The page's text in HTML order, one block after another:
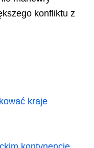
konfliktu z
kraje